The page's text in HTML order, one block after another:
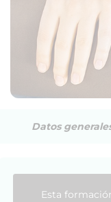
Datos
Esta